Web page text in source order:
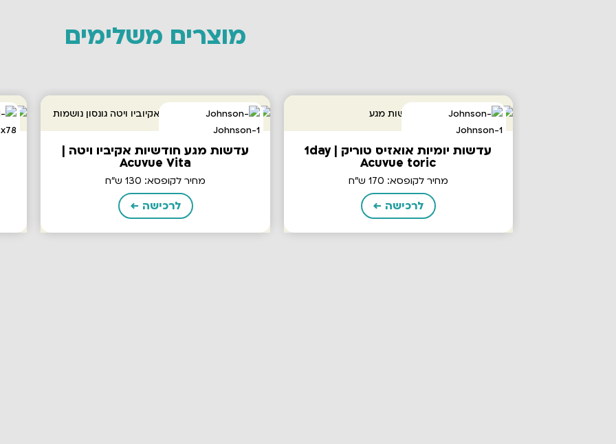
מוצרים משלימים
עדשות יומיות אואזיס טוריק | 1day
Acuvue toric
מחיר לקופסא: 170 ש"ח
לרכישה ←
עדשות מגע חודשיות אקיביו ויטה |
Acuvue Vita
מחיר לקופסא: 130 ש"ח
לרכישה ←